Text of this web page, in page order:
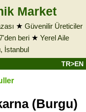
Market
★ Güvenilir Üreticiler
beri★ Yerel Aile
İstanbul
TR>EN
(Burgu)